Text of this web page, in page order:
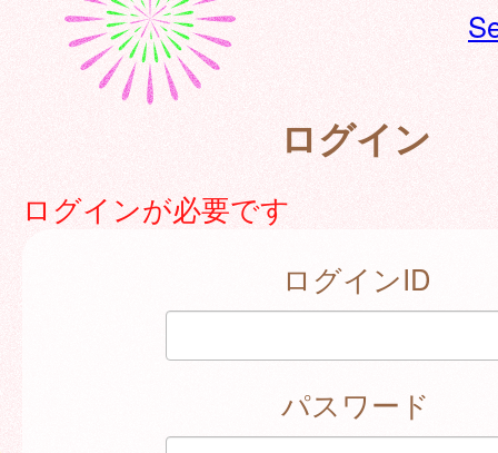
ログイン
ログインが必要です
ログインID
パスワード